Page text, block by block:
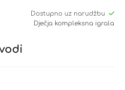
Dostupno uz narudžbu
Dječja kompleksna igrala